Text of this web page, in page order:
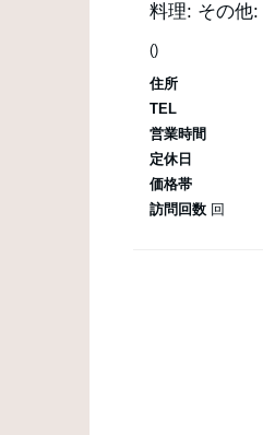
料理: その他:
()
住所
TEL
営業時間
定休日
価格帯
訪問回数 回